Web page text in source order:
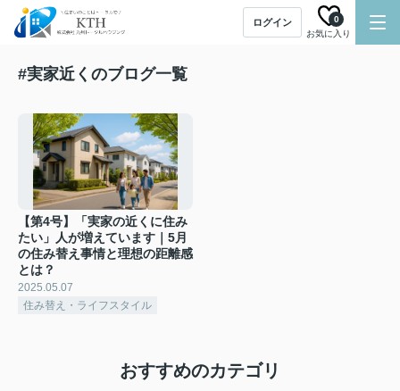
ログイン
お気に入り
0
#実家近くのブログ一覧
【第4号】「実家の近くに住み
たい」人が増えています｜5月
の住み替え事情と理想の距離感
とは？
2025.05.07
住み替え・ライフスタイル
おすすめのカテゴリ